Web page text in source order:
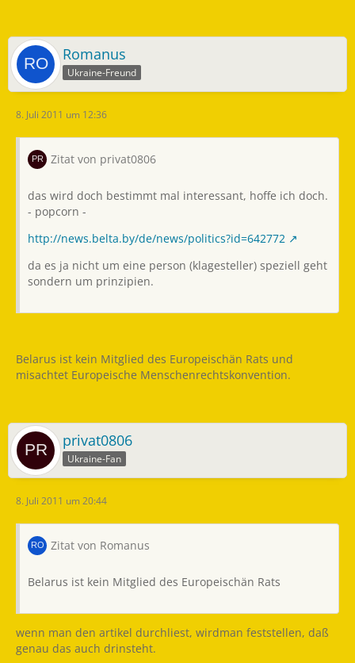
Romanus
Ukraine-Freund
8. Juli 2011 um 12:36
Zitat von privat0806
das wird doch bestimmt mal interessant, hoffe ich doch.
- popcorn -
http://news.belta.by/de/news/politics?id=642772
da es ja nicht um eine person (klagesteller) speziell geht
sondern um prinzipien.
Belarus ist kein Mitglied des Europeischän Rats und
misachtet Europeische Menschenrechtskonvention.
privat0806
Ukraine-Fan
8. Juli 2011 um 20:44
Zitat von Romanus
Belarus ist kein Mitglied des Europeischän Rats
wenn man den artikel durchliest, wirdman feststellen, daß
genau das auch drinsteht.